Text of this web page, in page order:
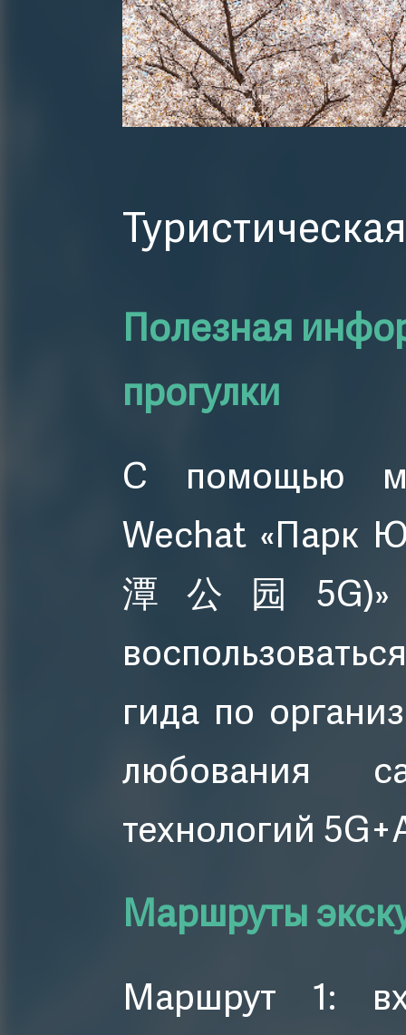
Полезная
прогулки
С помощью
Wechat «Парк
潭公园5G)»
гида по
любования
технологий
Маршруты
Маршрут 1: